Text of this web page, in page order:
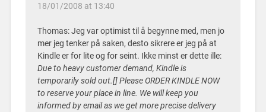
18/01/2008 at 13:40
Thomas: Jeg var optimist til å begynne med, men jo
mer jeg tenker på saken, desto sikrere er jeg på at
Kindle er for lite og for seint. Ikke minst er dette ille:
Due to heavy customer demand, Kindle is
temporarily sold out.[] Please ORDER KINDLE NOW
to reserve your place in line. We will keep you
informed by email as we get more precise delivery